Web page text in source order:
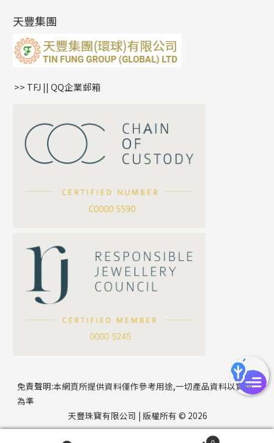
公司名稱
聯絡電話
雙十字鏈系列
水波鏈系列
蛇骨鏈系列
鏈尾系列
嘴唇鏈系列
S車花鏈系列
珍珠鏈系列
坦克鏈系列
滿天星鏈系列
方假繩鏈系列
耳環扣系列
耳綫/耳鈎系列
耳環爪頭
耳環
字母吊墜
相盒吊墜
項鏈吊墜
生肖吊墜
星座吊墜
珠扣
天豐集團
>> TFJ || QQ企業郵箱
免責聲明:本網頁所提供資料僅作參考用途,一切產品資料以實物
為準
天豐珠寶有限公司 | 版權所有 © 2026